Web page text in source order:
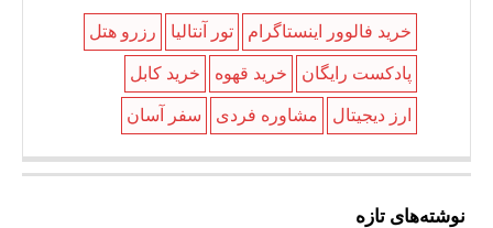
خرید فالوور اینستاگرام تور آنتالیا رزرو هتل
پادکست رایگان خرید قهوه خرید کابل
ارز دیجیتال مشاوره فردی سفر آسان
نوشته‌های تازه